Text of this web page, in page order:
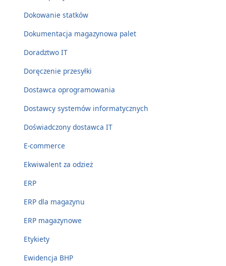
Dokowanie statków
Dokumentacja magazynowa palet
Doradztwo IT
Doręczenie przesyłki
Dostawca oprogramowania
Dostawcy systemów informatycznych
Doświadczony dostawca IT
E-commerce
Ekwiwalent za odzież
ERP
ERP dla magazynu
ERP magazynowe
Etykiety
Ewidencja BHP